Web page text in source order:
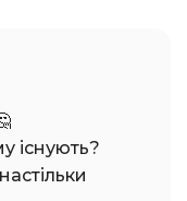
існують?